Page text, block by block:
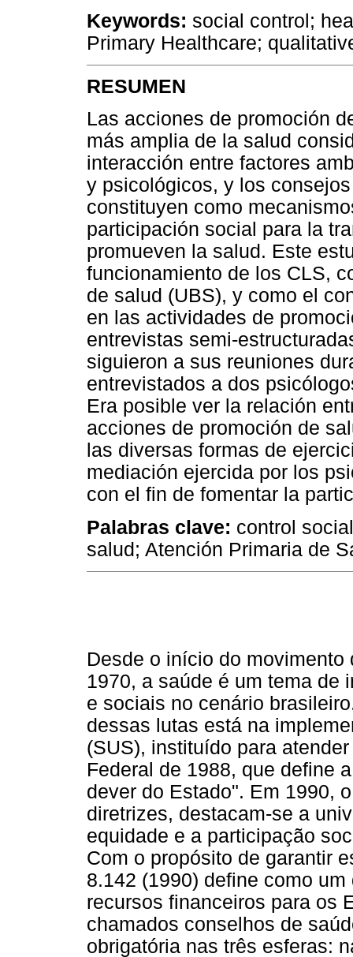
Keywords: social control;
Primary Healthcare;
RESUMEN
Las acciones de promoción
más amplia de la salud
interacción entre factores
y psicológicos, y los
constituyen como
participación social para la
promueven la salud. Este
funcionamiento de los CLS,
de salud (UBS), y como el
en las actividades de
entrevistas semi-
siguieron a sus reuniones
entrevistados a dos
Era posible ver la relación
acciones de promoción de
las diversas formas de
mediación ejercida por los
con el fin de fomentar la
Palabras clave: control
salud; Atención Primaria de
Desde o início do
1970, a saúde é um tema de
e sociais no cenário
dessas lutas está na
(SUS), instituído para
Federal de 1988, que define
dever do Estado". Em 1990,
diretrizes, destacam-se a
equidade e a participação
Com o propósito de garantir
8.142 (1990) define como
recursos financeiros para os
chamados conselhos de
obrigatória nas três esferas: